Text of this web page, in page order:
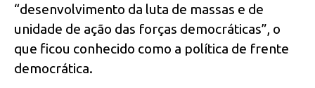
“desenvolvimento da luta de massas e de
unidade de ação das forças democráticas”, o
que ficou conhecido como a política de frente
democrática.